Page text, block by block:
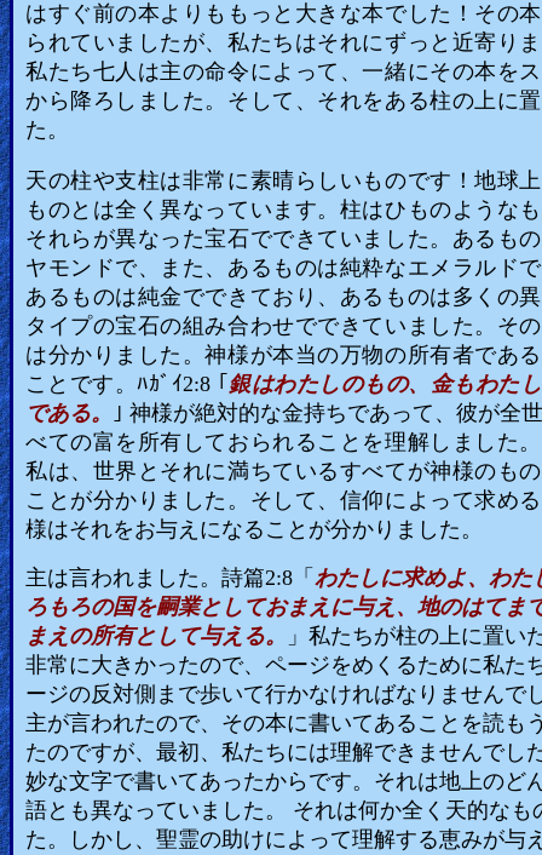
はすぐ前の本よりももっと大きな本でした！その
られていましたが、私たちはそれにずっと近寄り
私たち七人は主の命令によって、一緒にその本を
から降ろしました。そして、それをある柱の上に
た。
天の柱や支柱は非常に素晴らしいものです！地球
ものとは全く異なっています。柱はひものような
それらが異なった宝石でできていました。あるも
ヤモンドで、また、あるものは純粋なエメラルド
あるものは純金でできており、あるものは多くの
タイプの宝石の組み合わせでできていました。そ
は分かりました。神様が本当の万物の所有者であ
ことです。ﾊｶﾞｲ2:8 ｢ 銀はわたしのもの、金もわた
である。
｣ 神様が絶対的な金持ちであって、彼が全
べての富を所有しておられることを理解しました
私は、世界とそれに満ちているすべてが神様のも
ことが分かりました。そして、信仰によって求め
様はそれをお与えになることが分かりました。
主は言われました。詩篇2:8「 わたしに求めよ、わた
ろもろの国を嗣業としておまえに与え、地のはてま
まえの所有として与える。
」私たちが柱の上に置い
非常に大きかったので、ページをめくるために私た
ージの反対側まで歩いて行かなければなりませんで
主が言われたので、その本に書いてあることを読も
たのですが、最初、私たちには理解できませんでし
妙な文字で書いてあったからです。それは地上のど
語とも異なっていました。 それは何か全く天的なも
た。しかし、聖霊の助けによって理解する恵みが与